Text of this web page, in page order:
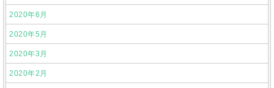
2020年6月
2020年5月
2020年3月
2020年2月